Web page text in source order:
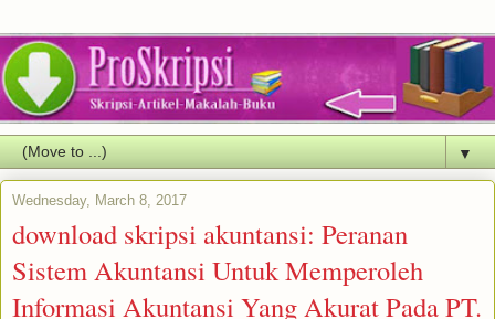
▼
Wednesday, March 8, 2017
download skripsi akuntansi: Peranan
Sistem Akuntansi Untuk Memperoleh
Informasi Akuntansi Yang Akurat Pada PT.